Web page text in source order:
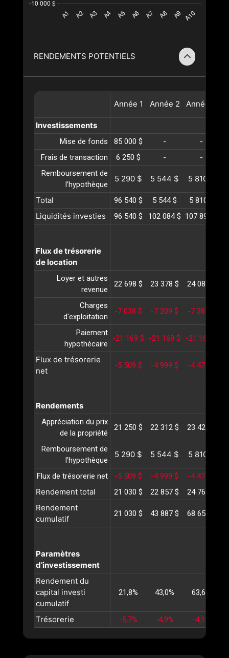
RENDEMENTS POTENTIELS
Année 1 Année 2 Année
Investissements
Mise de fonds 85 000 $ -
-
Frais de transaction
6 250 $ -
-
Remboursement de
l’hypothèque
5 290 $ 5 544 $ 5 810 $
Total 96 540 $ 5 544 $ 5 810 $
Liquidités investies 96 540 $ 102 084 $ 107 895 $
Flux de trésorerie
de location
Loyer et autres
revenue
22 698 $ 23 378 $ 24 080 $
Charges
d'exploitation
-7 038 $ -7 209 $ -7 384 $
Paiement
hypothécaire
-21 169 $ -21 169 $ -21 169 $
Flux de trésorerie
net
-5 509 $ -4 999 $ -4 473 $
Rendements
Appréciation du prix
de la propriété
21 250 $ 22 312 $ 23 428 $
Remboursement de
l’hypothèque
5 290 $ 5 544 $ 5 810 $
Flux de trésorerie net -5 509 $ -4 999 $ -4 473 $
Rendement total 21 030 $ 22 857 $ 24 765 $
Rendement
cumulatif
21 030 $ 43 887 $ 68 652 $
Paramètres
d’investissement
Rendement du
capital investi
cumulatif
21,8% 43,0% 63,6%
Trésorerie -5,7% -4,9% -4,1%